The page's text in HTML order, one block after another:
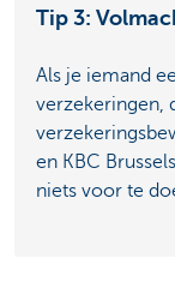
Tip 3:
Als je iemand
verzekeringen,
en KBC
niets voor te